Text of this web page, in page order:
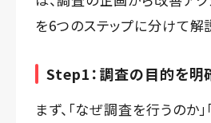
を6つのステップに分けて解
Step1：調査の目的を明
まず、「なぜ調査を行うのか